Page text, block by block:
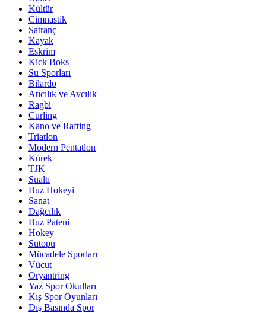
Kültür
Cimnastik
Satranç
Kayak
Eskrim
Kick Boks
Su Sporları
Bilardo
Atıcılık ve Avcılık
Ragbi
Curling
Kano ve Rafting
Triatlon
Modern Pentatlon
Kürek
TJK
Sualtı
Buz Hokeyi
Sanat
Dağcılık
Buz Pateni
Hokey
Sutopu
Mücadele Sporları
Vücut
Oryantring
Yaz Spor Okulları
Kış Spor Oyunları
Dış Basında Spor